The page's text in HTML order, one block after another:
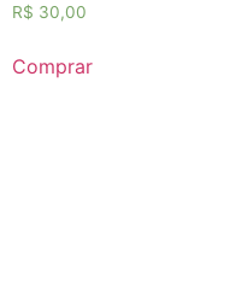
R$ 30,00
Comprar